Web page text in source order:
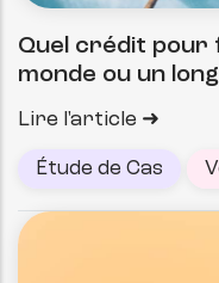
Quel crédit pour
monde ou un
Lire l'article
Étude de Cas